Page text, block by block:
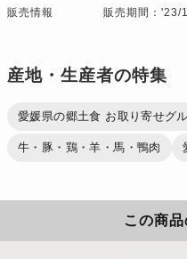
販売情報 販売期間：
産地・生産者の特集
愛媛県の郷土食 お取り寄せグ
牛・豚・鶏・羊・馬・鴨肉
この商